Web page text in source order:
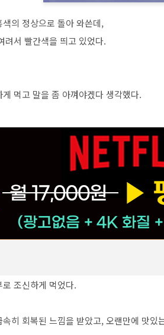
의 정상으로 돌아 와쓴데,
려서 빨간색을 띄고 있었다.
먹고 말을 좀 아껴야겠다 생각했다.
조신하게 먹었다.
히 회복된 느낌을 받았고, 오랜만에 맛있